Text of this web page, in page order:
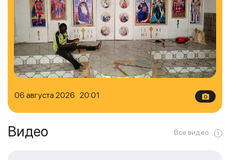
06 августа 2026 20:01
Видео Все видео